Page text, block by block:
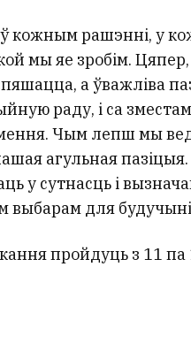
ў кожным рашэнні, у
мы яе зробім.
а ўважліва
раду, і са
Чым лепш мы
агульная
у сутнасць і
выбарам для
пройдуць з 11